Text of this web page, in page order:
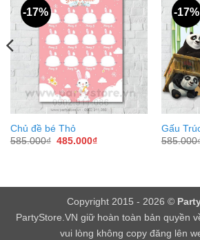
-17%
Chủ đề bé Thỏ
585.000₫ Giá
485.000₫Giá
-17%
Gấu
585.000
Copyright 2015 - 2026 ©
PartyStore.VN giữ hoàn toàn bản quyền
vui lòng không copy đăng lên